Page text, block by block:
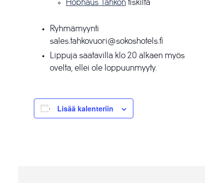
Hophaus Tahkon tiskiltä
Ryhmämyynti
sales.tahkovuori@sokoshotels.fi
Lippuja saatavilla klo 20 alkaen myös
ovelta, ellei ole loppuunmyyty.
Lisää kalenteriin